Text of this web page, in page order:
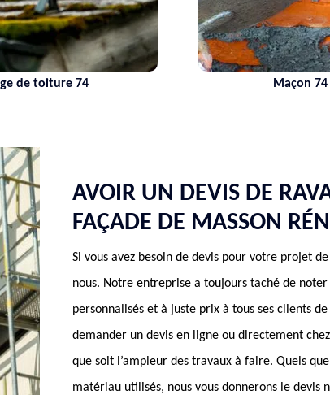
AVOIR UN DEVIS DE
FAÇADE DE MASSON
Si vous avez besoin de devis pour votre projet
nous. Notre entreprise a toujours taché de noter
personnalisés et à juste prix à tous ses clients de
demander un devis en ligne ou directement
que soit l’ampleur des travaux à faire. Quels
matériau utilisés, nous vous donnerons le devis